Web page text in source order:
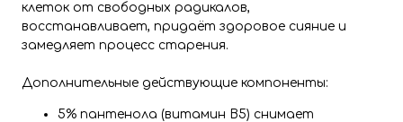
клеток от свободных радикалов,
восстанавливает, придаёт здоровое сияние и
замедляет процесс старения.
Дополнительные действующие компоненты:
5% пантенола (витамин B5) снимает